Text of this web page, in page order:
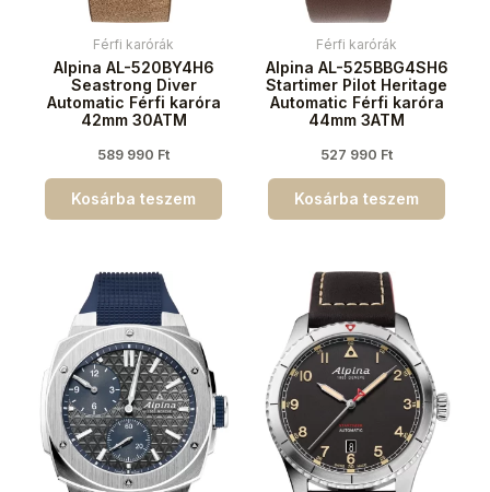
Férfi karórák
Alpina AL-520BY4H6
Seastrong Diver
Automatic Férfi karóra
42mm 30ATM
589 990 Ft
Kosárba teszem
Férfi karórák
Alpina AL-525BBG4SH6
Startimer Pilot Heritage
Automatic Férfi karóra
44mm 3ATM
527 990 Ft
Kosárba teszem